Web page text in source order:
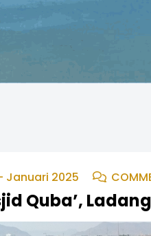
Januari 2025
Quba’,